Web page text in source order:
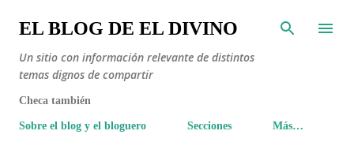
Ir al contenido principal
EL BLOG DE EL DIVINO
Un sitio con información relevante de distintos
temas dignos de compartir
Checa también
Sobre el blog y el bloguero Secciones Más…